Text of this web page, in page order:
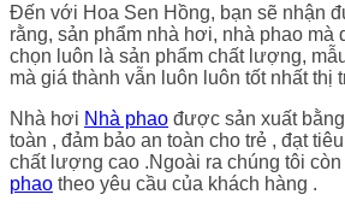
Đến với Hoa Sen Hồng, bạn sẽ nhận
rằng, sản phẩm nhà hơi, nhà phao mà
chọn luôn là sản phẩm chất lượng,
mà giá thành vẫn luôn luôn tốt nhất thị
Nhà hơi Nhà phao được sản xuất
toàn , đảm bảo an toàn cho trẻ , đạt
chất lượng cao .Ngoài ra chúng tôi còn
phao theo yêu cầu của khách hàng .